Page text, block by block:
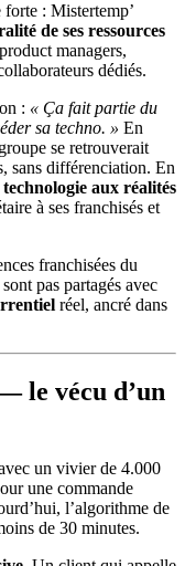
: Mistertemp’
de ses ressources
managers,
dédiés.
: « Ça fait partie du
sa techno. » En
se retrouverait
sans différenciation. En
aux réalités
à ses franchisés et
franchisées du
pas partagés avec
réel, ancré dans
le vécu d’un
un vivier de 4.000
une commande
l’algorithme de
de 30 minutes.